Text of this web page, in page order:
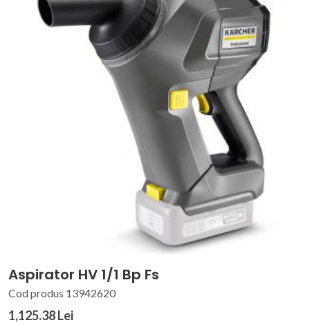
Aspirator HV 1/1 Bp Fs
Cod produs 13942620
1,125.38 Lei